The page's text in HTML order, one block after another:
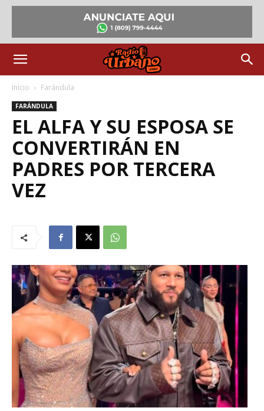
Inicio Farándula
FARÁNDULA
EL ALFA Y SU ESPOSA SE
CONVERTIRÁN EN
PADRES POR TERCERA
VEZ